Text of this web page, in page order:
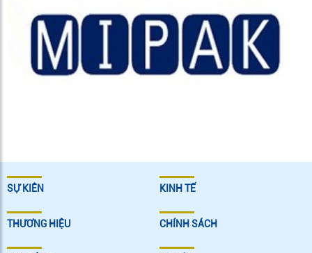
SỰ KIÊN KINH TẾ
THƯƠNG HIỆU CHÍNH SÁCH